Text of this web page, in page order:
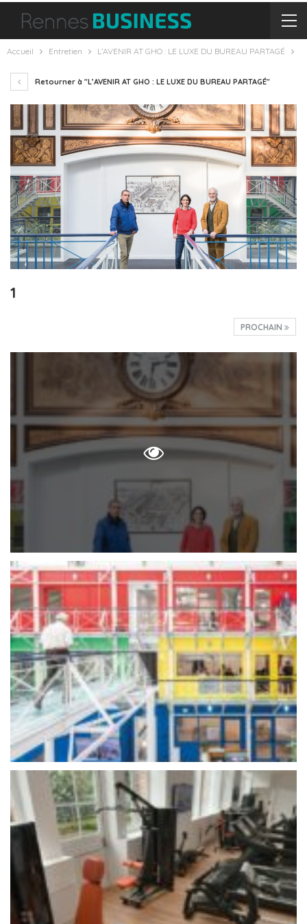
Accueil Entretien L’AVENIR AT GHO : LE LUXE DU BUREAU PARTAGÉ
Retourner à "L’AVENIR AT GHO : LE LUXE DU BUREAU PARTAGÉ"
1
PROCHAIN